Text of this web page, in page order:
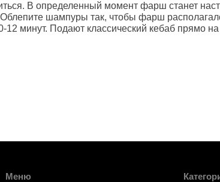
В определенный момент фарш станет
Облепите шампуры так, чтобы фарш
12 минут. Подают классический кебаб
Меню